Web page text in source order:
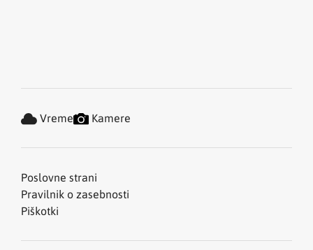
Poslovne strani
Pravilnik o zasebnosti
Piškotki
Vreme Kamere